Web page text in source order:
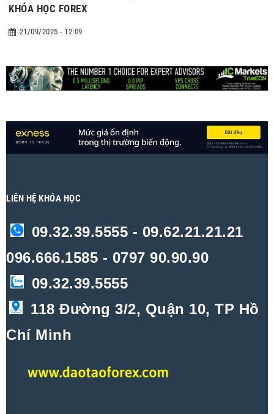
KHÓA HỌC FOREX
21/09/2025 - 12:09
LIÊN HỆ KHÓA HỌC
09.32.39.5555 - 09.62.21.21.21
096.666.1585 - 0797 90.90.90
09.32.39.5555
118 Đường 3/2, Quận 10, TP Hồ
Chí Minh